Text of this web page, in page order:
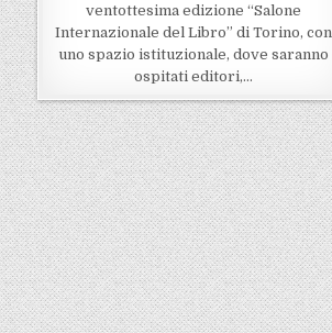
ventottesima edizione “Salone
Internazionale del Libro” di Torino, con
uno spazio istituzionale, dove saranno
ospitati editori,…